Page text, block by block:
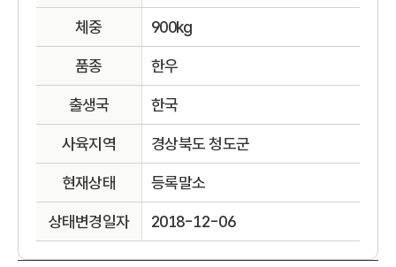
체중 900kg
품종 한우
출생국 한국
사육지역 경상북도 청도군
현재상태 등록말소
상태변경일자 2018-12-06